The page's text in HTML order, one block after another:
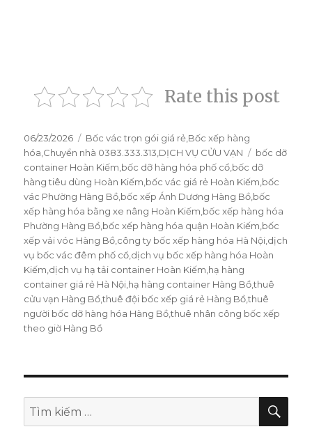
Rate this post
Đăng
vào
ngày
06/23/2026
Danh
mục
Bốc vác trọn gói giá rẻ Bốc xếp hàng
hóa Chuyển nhà 0383.333.313 DỊCH VỤ CỬU VẠN Thẻ
bốc dỡ
container Hoàn Kiếm bốc dỡ hàng hóa phố cổ bốc dỡ
hàng tiêu dùng Hoàn Kiếm bốc vác giá rẻ Hoàn Kiếm bốc
vác Phường Hàng Bồ bốc xếp Ánh Dương Hàng Bồ bốc
xếp hàng hóa bằng xe nâng Hoàn Kiếm bốc xếp hàng hóa
Phường Hàng Bồ bốc xếp hàng hóa quận Hoàn Kiếm bốc
xếp vải vóc Hàng Bồ công ty bốc xếp hàng hóa Hà Nội dịch
vụ bốc vác đêm phố cổ dịch vụ bốc xếp hàng hóa Hoàn
Kiếm dịch vụ hạ tải container Hoàn Kiếm hạ hàng
container giá rẻ Hà Nội hạ hàng container Hàng Bồ,thuê
cửu vạn Hàng Bồ,thuê đội bốc xếp giá rẻ Hàng Bồ,thuê
người bốc dỡ hàng hóa Hàng Bồ,thuê nhân công bốc xếp
theo giờ Hàng Bồ
Tìm
kiếm:
TÌM